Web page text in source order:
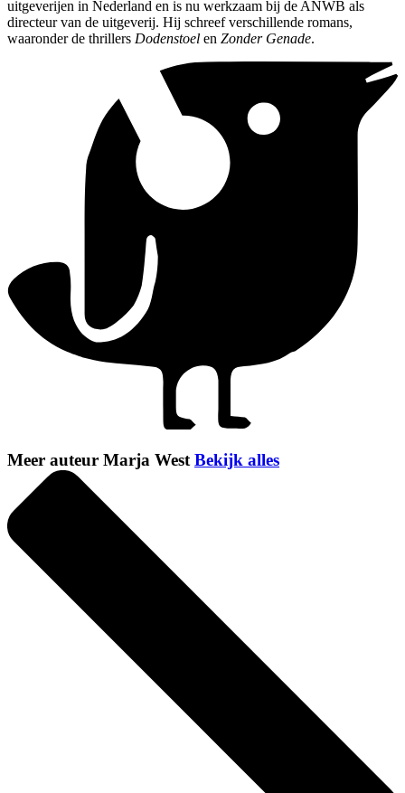
uitgeverijen in Nederland en is nu werkzaam bij de ANWB als
directeur van de uitgeverij. Hij schreef verschillende romans,
waaronder de thrillers Dodenstoel en Zonder Genade.
Meer auteur Marja West Bekijk alles